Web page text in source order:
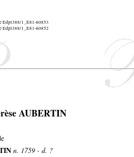
Edpt388/1_E81-60853
Edpt388/1_E81-60852
AUBERTIN
n. 1759 - d. ?